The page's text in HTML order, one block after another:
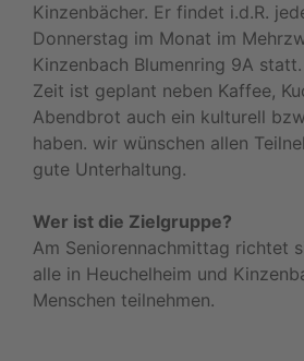
Kinzenbächer. Er findet i.d.R.
Donnerstag im Monat im
Kinzenbach Blumenring 9A
Zeit ist geplant neben Kaffee,
Abendbrot auch ein kulturell
haben. wir wünschen allen
gute Unterhaltung.
Wer ist die Zielgruppe?
Am Seniorennachmittag richtet
alle in Heuchelheim und
Menschen teilnehmen.